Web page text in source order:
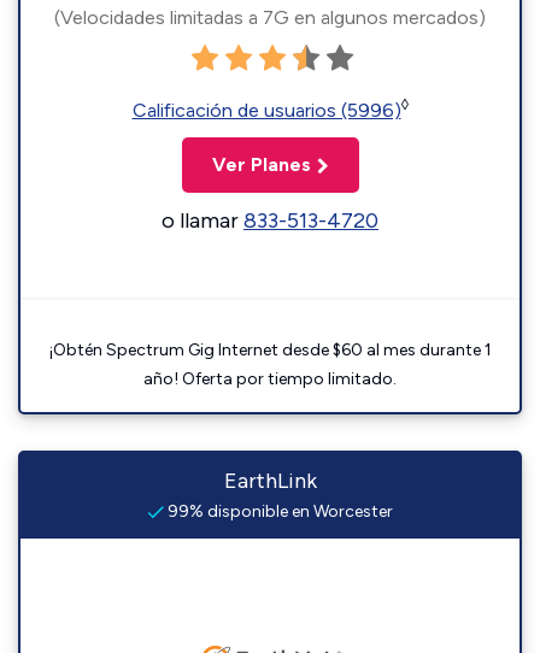
(Velocidades limitadas a 7G en algunos mercados)
Calificación de usuarios (5996)◊
Ver Planes
o llamar833-513-4720
¡Obtén Spectrum Gig Internet desde $60 al mes durante 1
año! Oferta por tiempo limitado.
EarthLink
99% disponible en Worcester